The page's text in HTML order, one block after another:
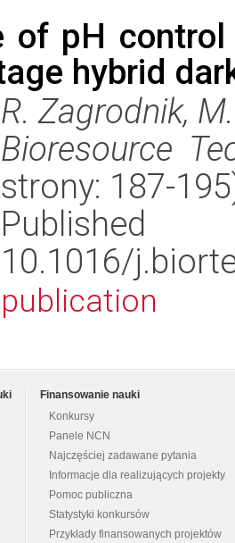
of pH
hybrid
R. Zagrodnik,
Bioresource
strony: 187-
Published
10.1016/
publication
Finansowanie nauki
Konkursy
Panele NCN
Najczęściej zadawane pytania
Informacje dla realizujących projekty
Pomoc publiczna
Statystyki konkursów
Przykłady finansowanych projektów